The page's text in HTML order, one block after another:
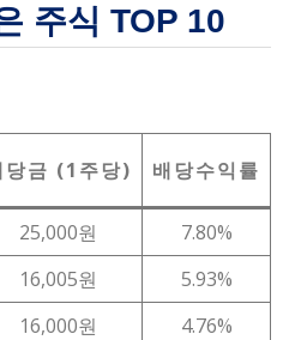
주식 TOP 10
당금 (1주당) 배당수익률
25,000원
7.80%
16,005원
5.93%
16,000원
4.76%